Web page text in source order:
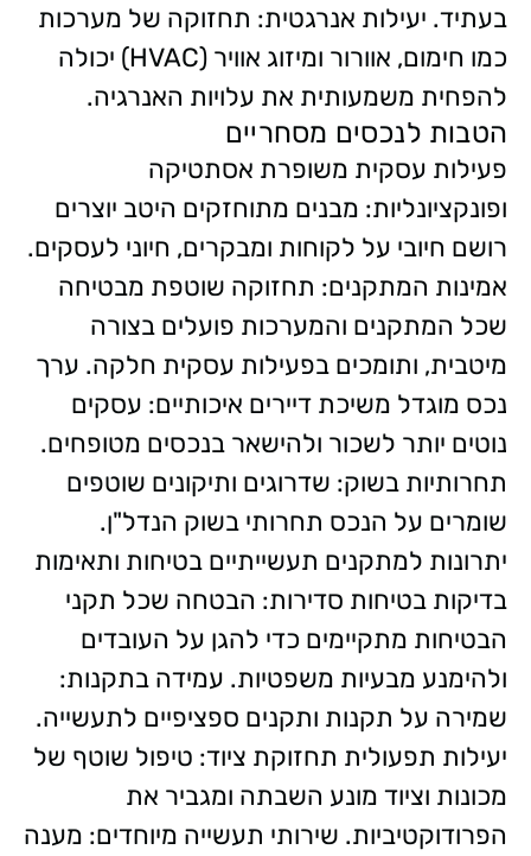
בעתיד. יעילות אנרגטית: תחזוקה של מערכות
כמו חימום, אוורור ומיזוג אוויר (HVAC) יכולה
להפחית משמעותית את עלויות האנרגיה.
הטבות לנכסים מסחריים
פעילות עסקית משופרת אסתטיקה
ופונקציונליות: מבנים מתוחזקים היטב יוצרים
רושם חיובי על לקוחות ומבקרים, חיוני לעסקים.
אמינות המתקנים: תחזוקה שוטפת מבטיחה
שכל המתקנים והמערכות פועלים בצורה
מיטבית, ותומכים בפעילות עסקית חלקה. ערך
נכס מוגדל משיכת דיירים איכותיים: עסקים
נוטים יותר לשכור ולהישאר בנכסים מטופחים.
תחרותיות בשוק: שדרוגים ותיקונים שוטפים
שומרים על הנכס תחרותי בשוק הנדל"ן.
יתרונות למתקנים תעשייתיים בטיחות ותאימות
בדיקות בטיחות סדירות: הבטחה שכל תקני
הבטיחות מתקיימים כדי להגן על העובדים
ולהימנע מבעיות משפטיות. עמידה בתקנות:
שמירה על תקנות ותקנים ספציפיים לתעשייה.
יעילות תפעולית תחזוקת ציוד: טיפול שוטף של
מכונות וציוד מונע השבתה ומגביר את
הפרודוקטיביות. שירותי תעשייה מיוחדים: מענה